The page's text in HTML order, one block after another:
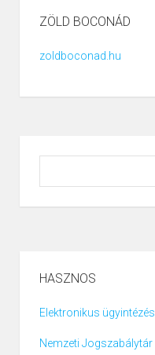
ZÖLD BOCONÁD
zoldboconad.hu
HASZNOS
Elektronikus ügyintézés
Nemzeti Jogszabálytár